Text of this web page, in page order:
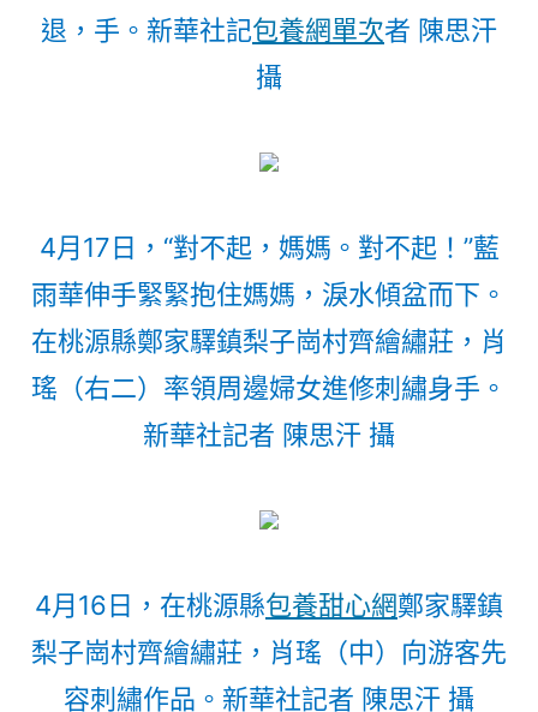
退，手。新華社記包養網單次者 陳思汗
攝
4月17日，“對不起，媽媽。對不起！”藍
雨華伸手緊緊抱住媽媽，淚水傾盆而下。
在桃源縣鄭家驛鎮梨子崗村齊繪繡莊，肖
瑤（右二）率領周邊婦女進修刺繡身手。
新華社記者 陳思汗 攝
4月16日，在桃源縣包養甜心網鄭家驛鎮
梨子崗村齊繪繡莊，肖瑤（中）向游客先
容刺繡作品。新華社記者 陳思汗 攝